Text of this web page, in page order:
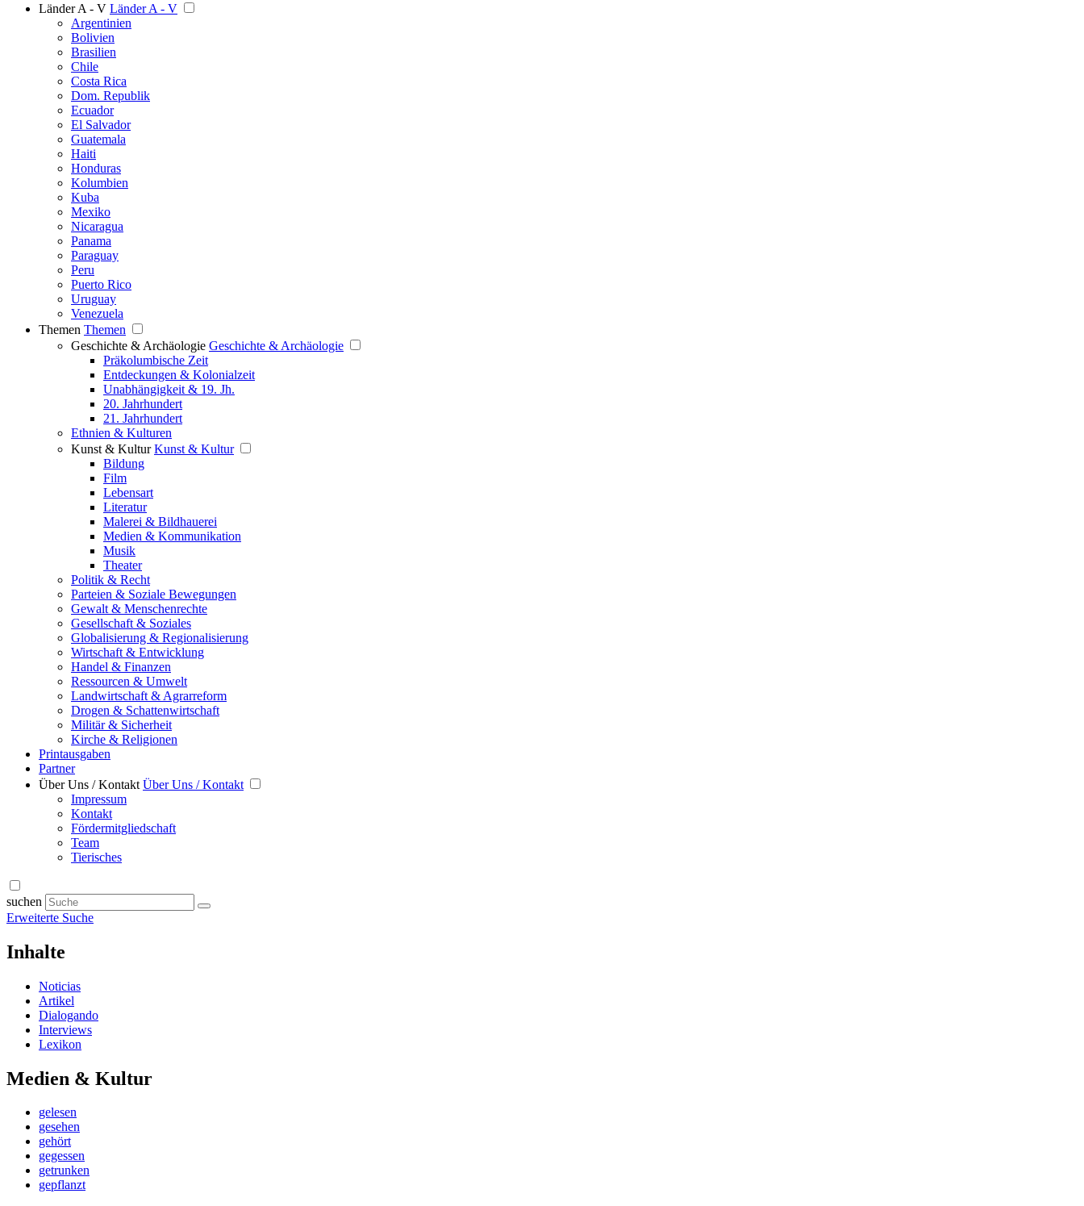
Länder A - V Länder A - V
Argentinien
Bolivien
Brasilien
Chile
Costa Rica
Dom. Republik
Ecuador
El Salvador
Guatemala
Haiti
Honduras
Kolumbien
Kuba
Mexiko
Nicaragua
Panama
Paraguay
Peru
Puerto Rico
Uruguay
Venezuela
Themen Themen
Geschichte & Archäologie Geschichte & Archäologie
Präkolumbische Zeit
Entdeckungen & Kolonialzeit
Unabhängigkeit & 19. Jh.
20. Jahrhundert
21. Jahrhundert
Ethnien & Kulturen
Kunst & Kultur Kunst & Kultur
Bildung
Film
Lebensart
Literatur
Malerei & Bildhauerei
Medien & Kommunikation
Musik
Theater
Politik & Recht
Parteien & Soziale Bewegungen
Gewalt & Menschenrechte
Gesellschaft & Soziales
Globalisierung & Regionalisierung
Wirtschaft & Entwicklung
Handel & Finanzen
Ressourcen & Umwelt
Landwirtschaft & Agrarreform
Drogen & Schattenwirtschaft
Militär & Sicherheit
Kirche & Religionen
Printausgaben
Partner
Über Uns / Kontakt Über Uns / Kontakt
Impressum
Kontakt
Fördermitgliedschaft
Team
Tierisches
suchen
Erweiterte Suche
Inhalte
Noticias
Artikel
Dialogando
Interviews
Lexikon
Medien & Kultur
gelesen
gesehen
gehört
gegessen
getrunken
gepflanzt